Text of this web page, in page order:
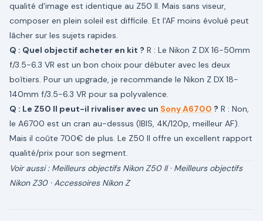
qualité d'image est identique au Z50 II. Mais sans viseur,
composer en plein soleil est difficile. Et l'AF moins évolué peut
lâcher sur les sujets rapides.
Q : Quel objectif acheter en kit ? R : Le Nikon Z DX 16-50mm
f/3.5-6.3 VR est un bon choix pour débuter avec les deux
boîtiers. Pour un upgrade, je recommande le Nikon Z DX 18-
140mm f/3.5-6.3 VR pour sa polyvalence.
Q : Le Z50 II peut-il rivaliser avec un Sony A6700 ? R : Non,
le A6700 est un cran au-dessus (IBIS, 4K/120p, meilleur AF).
Mais il coûte 700€ de plus. Le Z50 II offre un excellent rapport
qualité/prix pour son segment.
Voir aussi : Meilleurs objectifs Nikon Z50 II· Meilleurs objectifs
Nikon Z30·Accessoires Nikon Z